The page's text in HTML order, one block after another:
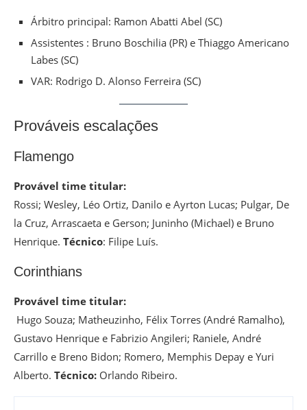
Árbitro principal: Ramon Abatti Abel (SC)
Assistentes : Bruno Boschilia (PR) e Thiaggo Americano
Labes (SC)
VAR: Rodrigo D. Alonso Ferreira (SC)
Prováveis escalações
Flamengo
Provável time titular:
Rossi; Wesley, Léo Ortiz, Danilo e Ayrton Lucas; Pulgar, De
la Cruz, Arrascaeta e Gerson; Juninho (Michael) e Bruno
Henrique. Técnico: Filipe Luís.
Corinthians
Provável time titular:
Hugo Souza; Matheuzinho, Félix Torres (André Ramalho),
Gustavo Henrique e Fabrizio Angileri; Raniele, André
Carrillo e Breno Bidon; Romero, Memphis Depay e Yuri
Alberto. Técnico: Orlando Ribeiro.